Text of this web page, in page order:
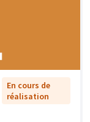
En cours de
réalisation